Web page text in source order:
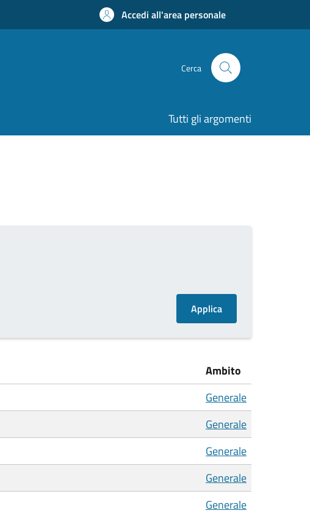
Accedi all'area personale
Cerca
Tutti gli argomenti
Ambito
Generale
Generale
Generale
Generale
Generale